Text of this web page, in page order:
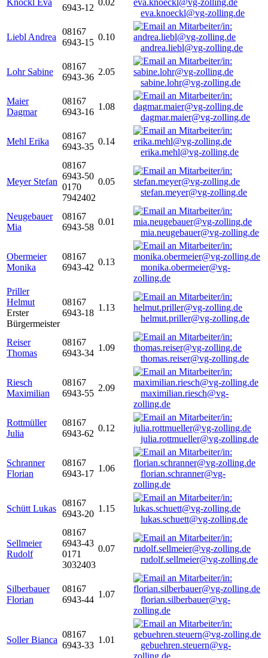
Knöckl Eva
6943-12
0.02
eva.knoeckl@vg-zolling.de
Liebl Andrea
08167
6943-15
0.10
andrea.liebl@vg-zolling.de
Lohr Sabine
08167
6943-36
2.05
sabine.lohr@vg-zolling.de
Maier
Dagmar
08167
6943-16
1.08
dagmar.maier@vg-zolling.de
Mehl Erika
08167
6943-35
0.14
erika.mehl@vg-zolling.de
Meyer Stefan
08167
6943-50
0170
7942402
0.05
stefan.meyer@vg-zolling.de
Neugebauer
Mia
08167
6943-58
0.01
mia.neugebauer@vg-zolling.de
Obermeier
Monika
08167
6943-42
0.13
monika.obermeier@vg-
zolling.de
Priller
Helmut
Erster
Bürgermeister
08167
6943-18
1.13
helmut.priller@vg-zolling.de
Reiser
Thomas
08167
6943-34
1.09
thomas.reiser@vg-zolling.de
Riesch
Maximilian
08167
6943-55
2.09
maximilian.riesch@vg-
zolling.de
Rottmüller
Julia
08167
6943-62
0.12
julia.rottmueller@vg-zolling.de
Schranner
Florian
08167
6943-17
1.06
florian.schranner@vg-
zolling.de
Schütt Lukas
08167
6943-20
1.15
lukas.schuett@vg-zolling.de
Sellmeier
Rudolf
08167
6943-43
0171
3032403
0.07
rudolf.sellmeier@vg-zolling.de
Silberbauer
Florian
08167
6943-44
1.07
florian.silberbauer@vg-
zolling.de
Soller Bianca
08167
6943-33
1.01
gebuehren.steuern@vg-